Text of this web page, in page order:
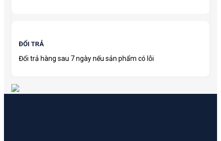
ĐỔI TRẢ
Đổi trả hàng sau 7 ngày nếu sản phẩm có lỗi